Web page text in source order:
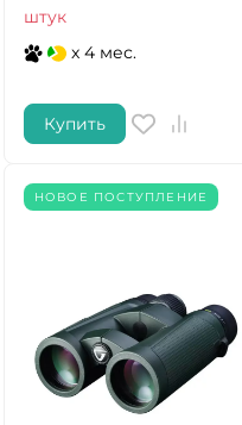
штук
x 4 мес.
Купить
НОВОЕ ПОСТУПЛЕНИЕ